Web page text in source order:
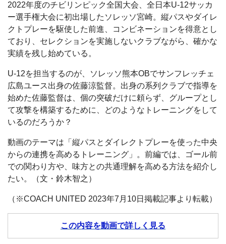
2022年度のチビリンピック全国大会、全日本U-12サッカ
ー選手権大会に初出場したソレッソ宮崎。縦パスやダイレ
クトプレーを駆使した前進、コンビネーションを得意とし
ており、セレクションを実施しないクラブながら、確かな
実績を残し始めている。
U-12を担当するのが、ソレッソ熊本OBでサンフレッチェ
広島ユース出身の佐藤涼監督。出身の系列クラブで指導を
始めた佐藤監督は、個の突破だけに頼らず、グループとし
て攻撃を構築するために、どのようなトレーニングをして
いるのだろうか？
動画のテーマは「縦パスとダイレクトプレーを使った中央
からの連携を高めるトレーニング」。前編では、ゴール前
での関わり方や、味方との共通理解を高める方法を紹介し
たい。（文・鈴木智之）
（※COACH UNITED 2023年7月10日掲載記事より転載）
この内容を動画で詳しく見る